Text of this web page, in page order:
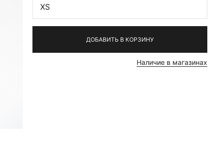
XS
ДОБАВИТЬ В КОРЗИНУ
Наличие в магазинах